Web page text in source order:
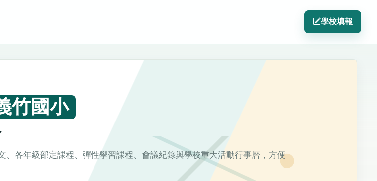
學校填報
竹國小
、各年級部定課程、彈性學習課程、會議紀錄與學校重大活動行事曆，方便